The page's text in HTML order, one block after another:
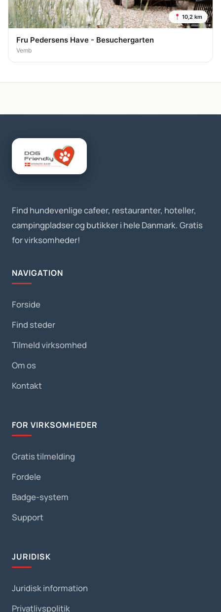
10,2 km
Fru Pedersens Have - Besuchergarten
Vemb
Find hundevenlige cafeer, restauranter, hoteller,
campingpladser og butikker i hele Danmark. Gratis
for virksomheder!
NAVIGATION
Forside
Find steder
Tilmeld virksomhed
Om os
Kontakt
FOR VIRKSOMHEDER
Gratis tilmelding
Fordele
Badge-system
Support
JURIDISK
Juridisk information
Privatlivspolitik